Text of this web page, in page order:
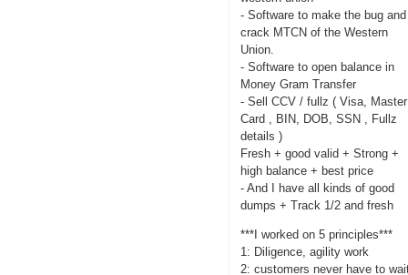
- Software to make the bug and
crack MTCN of the Western
Union.
- Software to open balance in
Money Gram Transfer
- Sell CCV / fullz ( Visa, Master
Card , BIN, DOB, SSN , Fullz
details )
Fresh + good valid + Strong +
high balance + best price
- And I have all kinds of good
dumps + Track 1/2 and fresh
***I worked on 5 principles***
1: Diligence, agility work
2: customers never have to